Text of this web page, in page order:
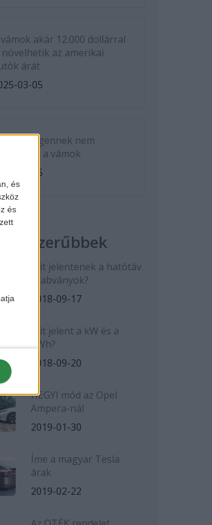
és
és
akár 12.000 dollárral
növelhetik az amerikai
árát
03-05
Volkswagennek nem
a vámok
03-05
Mit jelentenek a hatótáv
szabványok?
2018-09-17
Mit jelent a kW és a
kWh?
2018-09-20
HEGYI mód az Opel
Ampera-nál
2019-01-30
Íme a magyar Tesla
árak
2019-02-22